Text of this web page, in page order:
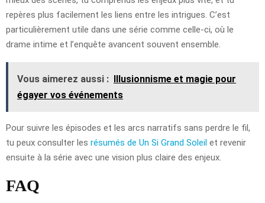
repères plus facilement les liens entre les intrigues. C’est
particulièrement utile dans une série comme celle-ci, où le
drame intime et l’enquête avancent souvent ensemble.
Vous aimerez aussi : Illusionnisme et magie pour
égayer vos événements
Pour suivre les épisodes et les arcs narratifs sans perdre le fil,
tu peux consulter les résumés de Un Si Grand Soleil et revenir
ensuite à la série avec une vision plus claire des enjeux.
FAQ